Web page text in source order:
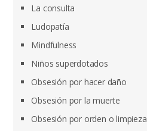
La consulta
Ludopatía
Mindfulness
Niños superdotados
Obsesión por hacer daño
Obsesión por la muerte
Obsesión por orden o limpieza